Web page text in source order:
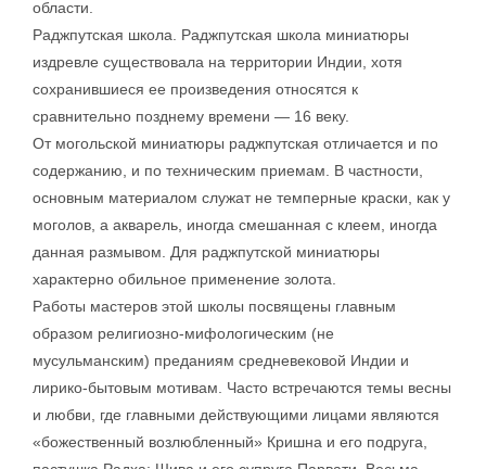
области.
Раджпутская школа. Раджпутская школа миниатюры
издревле существовала на территории Индии, хотя
сохранившиеся ее произведения относятся к
сравнительно позднему времени — 16 веку.
От могольской миниатюры раджпутская отличается и по
содержанию, и по техническим приемам. В частности,
основным материалом служат не темперные краски, как у
моголов, а акварель, иногда смешанная с клеем, иногда
данная размывом. Для раджпутской миниатюры
характерно обильное применение золота.
Работы мастеров этой школы посвящены главным
образом религиозно-мифологическим (не
мусульманским) преданиям средневековой Индии и
лирико-бытовым мотивам. Часто встречаются темы весны
и любви, где главными действующими лицами являются
«божественный возлюбленный» Кришна и его подруга,